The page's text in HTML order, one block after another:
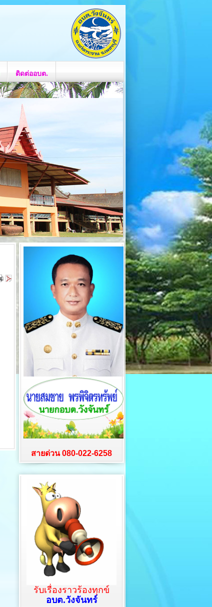
ติดต่ออบต.
สายด่วน 080-022-6258
รับเรื่องราวร้องทุกข์
อบต.วังจันทร์